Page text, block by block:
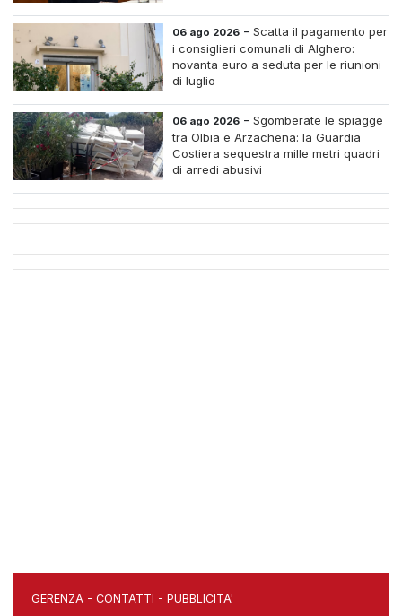
case di riposo.
06 ago 2026 -Scatta il pagamento per
i consiglieri comunali di Alghero:
novanta euro a seduta per le riunioni
di luglio
06 ago 2026 -Sgomberate le spiagge
tra Olbia e Arzachena: la Guardia
Costiera sequestra mille metri quadri
di arredi abusivi
GERENZA - CONTATTI - PUBBLICITA'